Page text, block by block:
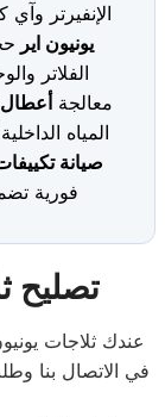
الإنفيرتر
يونيون اير
الفلاتر
معالجة أعطال
المياه
صيانة
فورية
تصليح
عندك ثلاجات
في الاتصال بنا